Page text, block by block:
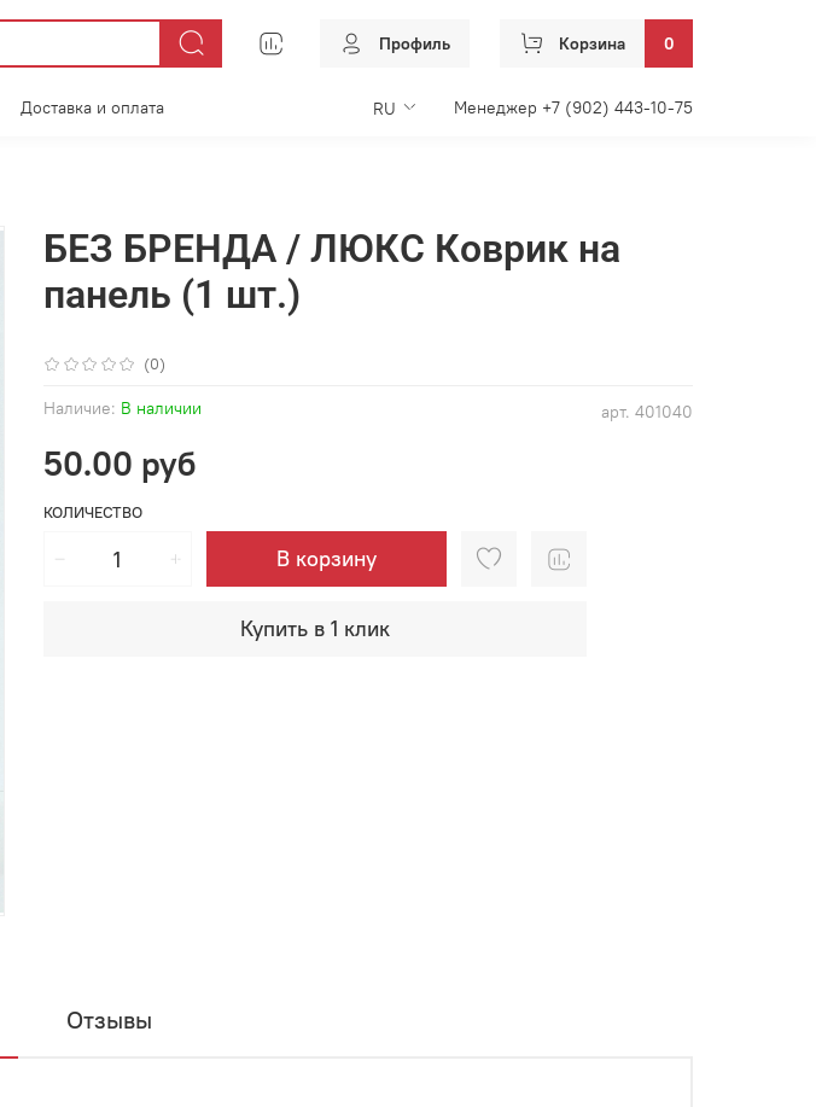
Профиль Корзина 0
Доставка и оплата RU Менеджер +7 (902) 443-10-75
(0)
арт. 401040
Наличие: В наличии
БЕЗ БРЕНДА / ЛЮКС Коврик на
панель (1 шт.)
50.00 руб
КОЛИЧЕСТВО
В корзину
Купить в 1 клик
Отзывы